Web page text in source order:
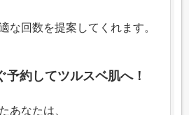
な回数を提案してくれます。
予約してツルスベ肌へ！
あなたは、